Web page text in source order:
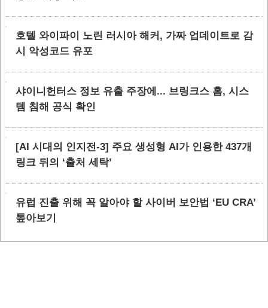
호텔 와이파이 노린 러시아 해커, 가짜 업데이트로 감
시 악성코드 유포
샤이니헌터스 정보 유출 주장에... 브링크스 홈, 시스
템 침해 공식 확인
[AI 시대의 인지전-3] 주요 생성형 AI가 인용한 437개
링크 뒤의 ‘출처 세탁’
유럽 진출 위해 꼭 알아야 할 사이버 보안법 ‘EU CRA’
톺아보기